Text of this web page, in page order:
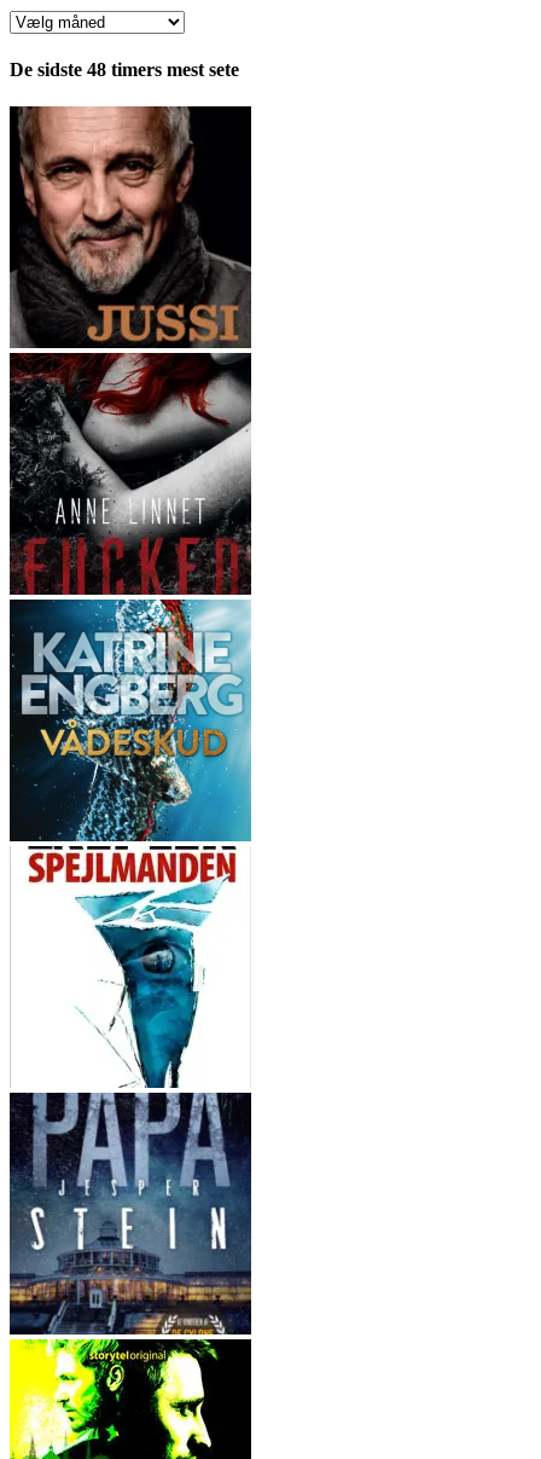
Anmeldelser
pr.
De sidste 48 timers mest sete